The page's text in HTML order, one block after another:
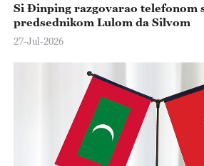
Si Đinping razgovarao telefonom
predsednikom Lulom da Silvom
27-Jul-2026